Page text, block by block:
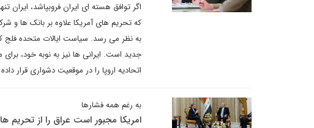
اگر توافق هسته ای ایران فروبپاشد، ایران
که تحریم های آمریکا علاوه بر بانک ها و
به نظر می رسد. سیاست ایالات متحده فلج
جدید است. ایرانی ها نیز به نوبه خود، برای
اتحادیه اروپا را در موقعیت دشواری قرار
به رغم همه فشارها
امریکا مجبور است عراق را از تحریم